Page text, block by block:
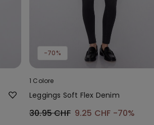
-70%
1 Colore
Leggings Soft Flex Denim
30.95 CHF 9.25 CHF -70%